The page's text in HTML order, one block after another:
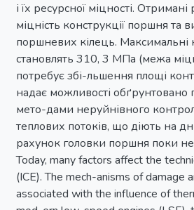
і їх ресурсної міцності.
міцність конструкції поршня
поршневих кілець. Максимальні
становлять 310, 3 МПа (межа
потребує збі-льшення площі
надає можливості
мето-дами неруйнівного
теплових потоків, що діють на
рахунок головки поршня поки
Today, many factors affect the
(ICE). The mech-anisms of
associated with the influence of